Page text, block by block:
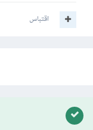
اقتباس